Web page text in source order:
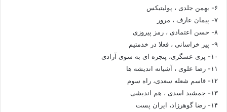
۶- بهمن جلدی ، پولیتیکس
۷- پیمان عارف ، مرور
۸- حسن اعتمادی ، رمز پیروزی
۹- پیر خراسانی ، فعلا در خدمتیم
۱۰- پری عسگری، پنجره ای به سوی آزادی
۱۱- رضا علوی ، آشیانه اندیشه ها
۱۲- قاسم شعله سعدی، راه سوم
۱۳- جمشید اسدی ، هم اندیشی
۱۴- رضا گوهرزاد، ایران پست